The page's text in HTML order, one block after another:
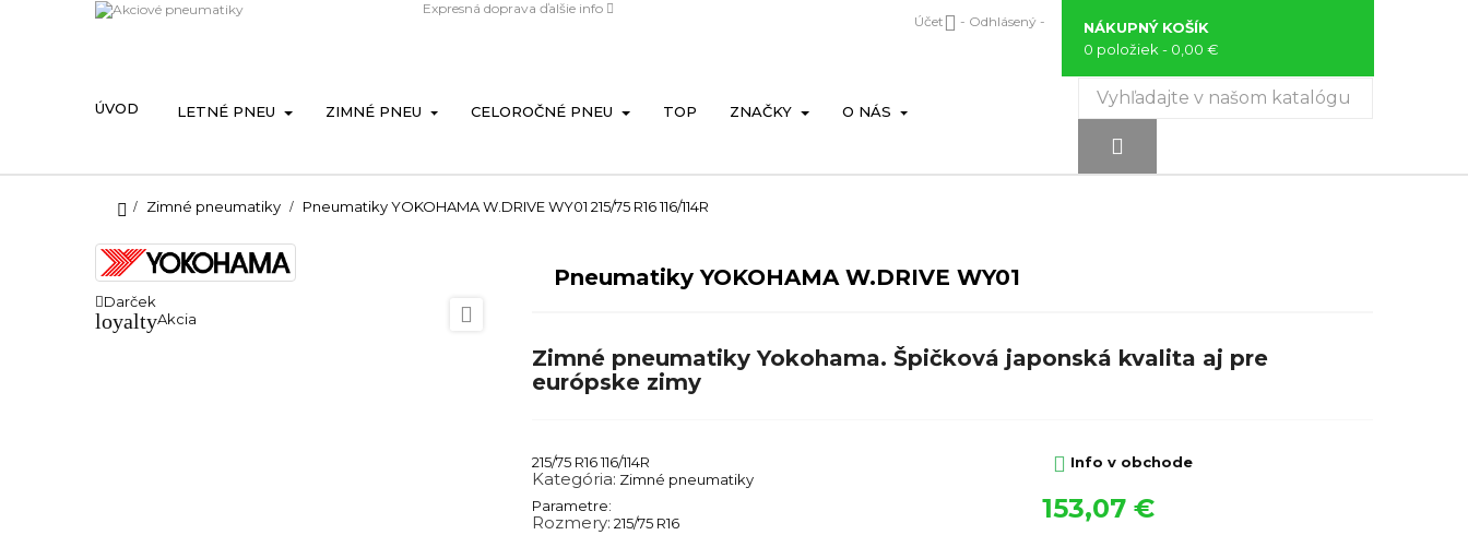
Expresná doprava ďalšie info
Účet  - Odhlásený -
NÁKUPNÝ KOŠÍK
0 položiek - 0,00 €
ÚVOD LETNÉ PNEU ZIMNÉ PNEU CELOROČNÉ PNEU TOP ZNAČKY O NÁS

Zimné pneumatiky Pneumatiky YOKOHAMA W.DRIVE WY01 215/75 R16 116/114R
Darček
loyaltyAkcia 
Pneumatiky YOKOHAMA W.DRIVE WY01
Zimné pneumatiky Yokohama. Špičková japonská kvalita aj pre
európske zimy
215/75 R16 116/114R
Kategória: Zimné pneumatiky
Parametre:
Rozmery: 215/75 R16
 Info v obchode
153,07 €